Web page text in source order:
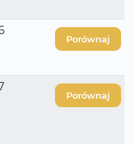
Porównaj
Porównaj